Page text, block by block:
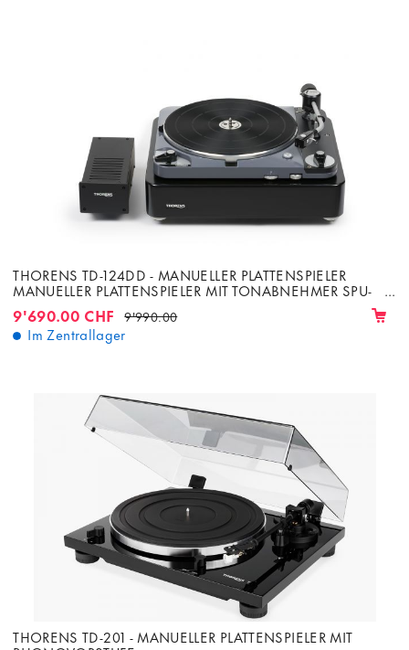
THORENS TD-124DD - MANUELLER PLATTENSPIELER
MANUELLER PLATTENSPIELER MIT TONABNEHMER SPU-
9'690.00 CHF 9'990.00
Im Zentrallager
THORENS TD-201 - MANUELLER PLATTENSPIELER MIT